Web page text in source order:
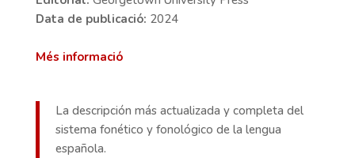
Data de publicació: 2024
Més informació
La descripción más actualizada y completa del
sistema fonético y fonológico de la lengua
española.